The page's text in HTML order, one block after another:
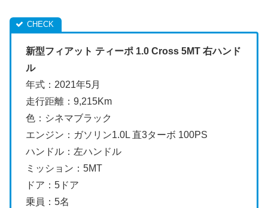
新型フィアット ティーポ 1.0 Cross 5MT 右ハンド
ル
年式：2021年5月
走行距離：9,215Km
色：シネマブラック
エンジン：ガソリン1.0L 直3ターボ 100PS
ハンドル：左ハンドル
ミッション：5MT
ドア：5ドア
乗員：5名